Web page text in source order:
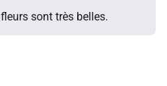
fleurs sont très belles.